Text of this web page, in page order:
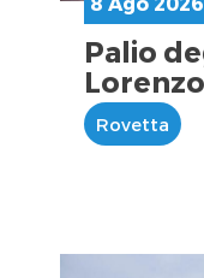
Palio
Lorenzo
Rovetta